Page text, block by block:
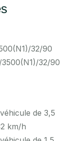
32/90
3500(N1)/32/90
de 3,5
km/h